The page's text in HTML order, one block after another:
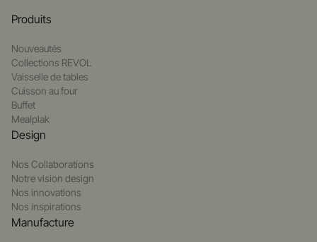
Produits
Nouveautés
Collections REVOL
Vaisselle de tables
Cuisson au four
Buffet
Mealplak
Design
Nos Collaborations
Notre vision design
Nos innovations
Nos inspirations
Manufacture